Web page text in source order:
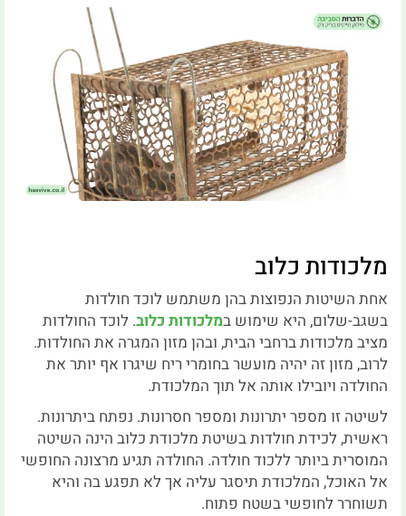
מלכודות כלוב
אחת השיטות הנפוצות בהן משתמש לוכד חולדות
בשגב-שלום, היא שימוש במלכודות כלוב. לוכד החולדות
מציב מלכודות ברחבי הבית, ובהן מזון המגרה את החולדות.
לרוב, מזון זה יהיה מועשר בחומרי ריח שיגרו אף יותר את
החולדה ויובילו אותה אל תוך המלכודת.
לשיטה זו מספר יתרונות ומספר חסרונות. נפתח ביתרונות.
ראשית, לכידת חולדות בשיטת מלכודת כלוב הינה השיטה
המוסרית ביותר ללכוד חולדה. החולדה תגיע מרצונה החופשי
אל האוכל, המלכודת תיסגר עליה אך לא תפגע בה והיא
תשוחרר לחופשי בשטח פתוח.